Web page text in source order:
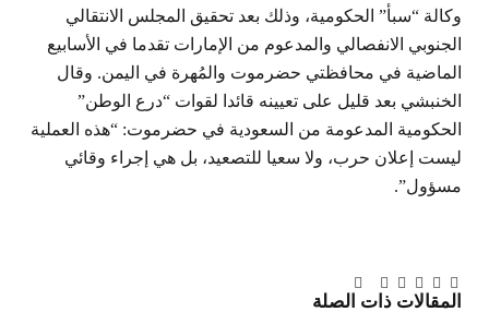
وكالة “سبأ” الحكومية، وذلك بعد تحقيق المجلس الانتقالي
الجنوبي الانفصالي والمدعوم من الإمارات تقدما في الأسابيع
الماضية في محافظتي حضرموت والمُهرة في اليمن. وقال
الخنبشي بعد قليل على تعيينه قائدا لقوات “درع الوطن”
الحكومية المدعومة من السعودية في حضرموت: “هذه العملية
ليست إعلان حرب، ولا سعيا للتصعيد، بل هي إجراء وقائي
مسؤول”.
فيسبوك
تويتربينتيريست
لينكدإن
Tumblr
تيلقرام
البريد
الإلكتروني
المقالات ذات الصلة